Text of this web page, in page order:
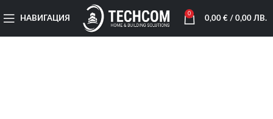
НАВИГАЦИЯ
0
0,00 €/ 0,00 ЛВ.